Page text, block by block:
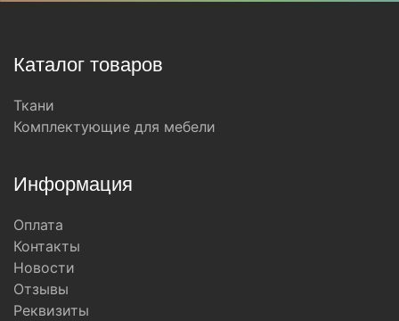
Каталог товаров
Ткани
Комплектующие для мебели
Информация
Оплата
Контакты
Новости
Отзывы
Реквизиты